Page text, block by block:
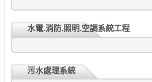
水電.消防.照明.空調系統工程
污水處理系統